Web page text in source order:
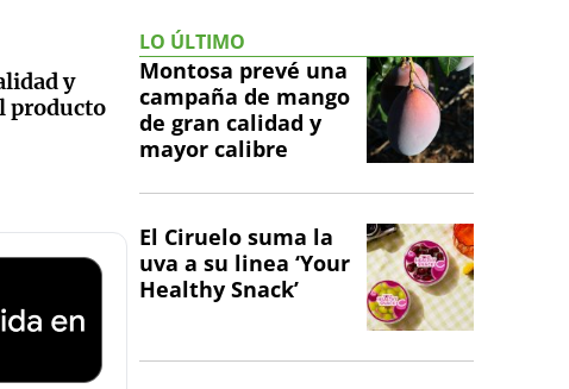
y
producto
LO ÚLTIMO
Montosa prevé una
campaña de mango
de gran calidad y
mayor calibre
El Ciruelo suma la
uva a su linea ‘Your
Healthy Snack’